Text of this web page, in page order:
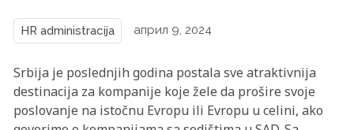
HR administracija април 9, 2024
Srbija je poslednjih godina postala sve atraktivnija
destinacija za kompanije koje žele da prošire svoje
poslovanje na istočnu Evropu ili Evropu u celini, ako